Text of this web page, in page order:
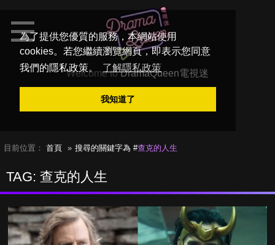
為了提供您優質的服務，本網站使用
cookies。若您繼續瀏覽網頁，即表示您同意
我們的隱私政策。
了解隱私政策
我知道了
Welcome toDramaQueen電視迷
目前位置： 首頁 搜尋的關鍵字為 #查克的人生
TAG: 查克的人生